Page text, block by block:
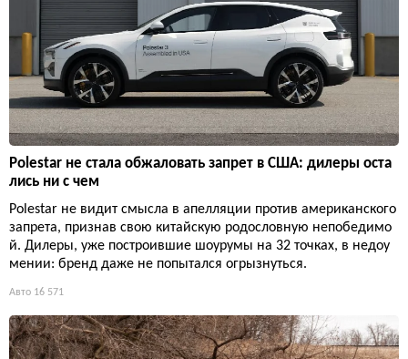
Polestar не стала обжаловать запрет в США: дилеры оста
лись ни с чем
Polestar не видит смысла в апелляции против американского
запрета, признав свою китайскую родословную непобедимо
й. Дилеры, уже построившие шоурумы на 32 точках, в недоу
мении: бренд даже не попытался огрызнуться.
Авто 16 571